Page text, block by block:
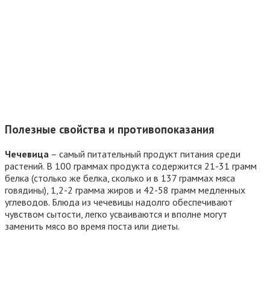
Полезные свойства и противопоказания
Чечевица – самый питательный продукт питания среди
растений. В 100 граммах продукта содержится 21-31 грамм
белка (столько же белка, сколько и в 137 граммах мяса
говядины), 1,2-2 грамма жиров и 42-58 грамм медленных
углеводов. Блюда из чечевицы надолго обеспечивают
чувством сытости, легко усваиваются и вполне могут
заменить мясо во время поста или диеты.